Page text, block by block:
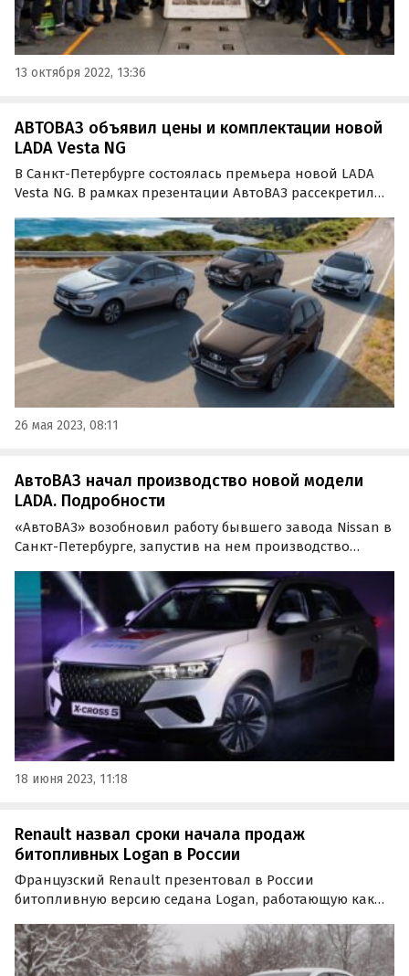
13 октября 2022, 13:36
АВТОВАЗ объявил цены и комплектации новой
LADA Vesta NG
В Санкт-Петербурге состоялась премьера новой LADA
Vesta NG. В рамках презентации АвтоВАЗ рассекретил
также цены на них, пишут «Автоновости дня».
26 мая 2023, 08:11
АвтоВАЗ начал производство новой модели
LADA. Подробности
«АвтоВАЗ» возобновил работу бывшего завода Nissan в
Санкт-Петербурге, запустив на нем производство
Модель была создана в сотрудничестве с одним из
новых восточных партнеров концерна, сообщили в
18 июня 2023, 11:18
Renault назвал сроки начала продаж
битопливных Logan в России
Французский Renault презентовал в России
битопливную версию седана Logan, работающую как
газе (метане).